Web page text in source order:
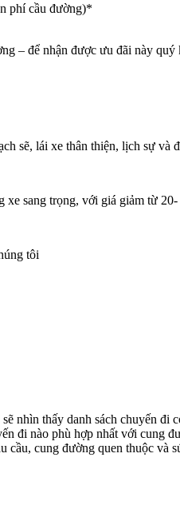
phí cầu đường)*
– để nhận được ưu đãi này
sẽ, lái xe thân thiện, lịch sự và
xe sang trọng, với giá giảm từ
tôi
nhìn thấy danh sách chuyến đi
đi nào phù hợp nhất với cung
cung đường quen thuộc và